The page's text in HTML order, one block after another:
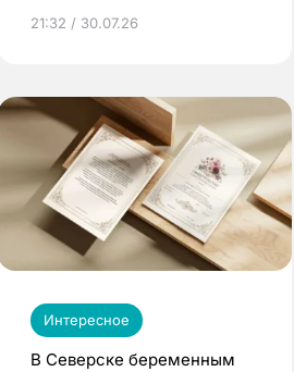
21:32 / 30.07.26
Интересное
В Северске беременным